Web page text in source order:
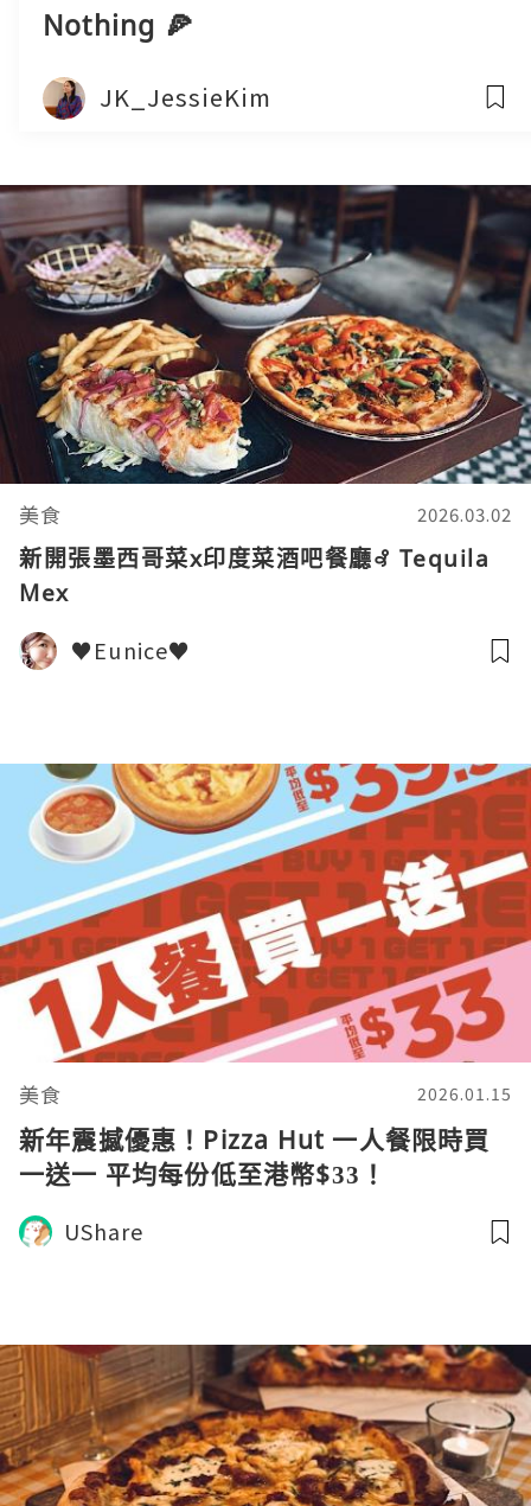
Nothing 🍕
JK_JessieKim
美食 2026.03.02
新開張墨西哥菜x印度菜酒吧餐廳꘩ Tequila
Mex
♥Eunice♥
美食 2026.01.15
新年震撼優惠！Pizza Hut 一人餐限時買
一送一 平均每份低至港幣$33！
UShare